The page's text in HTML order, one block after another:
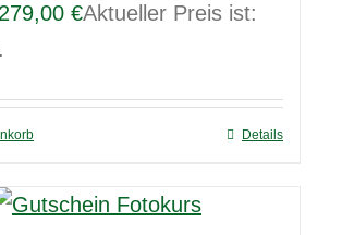
279,00 €Aktueller Preis ist:
Details